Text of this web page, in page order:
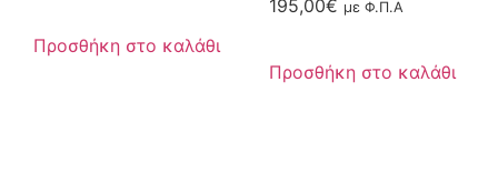
Προσθήκη στο καλάθι
195,00€ με Φ.Π.Α
Προσθήκη στο καλάθι